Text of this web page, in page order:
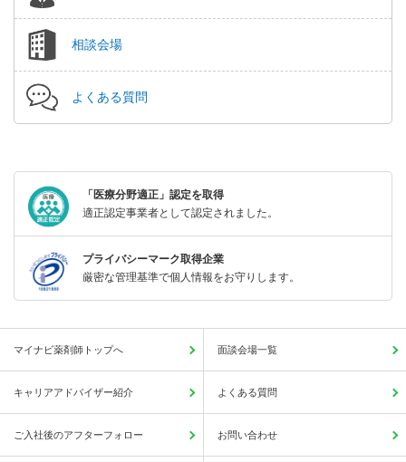
相談会場
よくある質問
「医療分野適正」認定を取得
適正認定事業者として認定されました。
プライバシーマーク取得企業
厳密な管理基準で個人情報をお守りします。
マイナビ薬剤師トップへ 面談会場一覧
キャリアアドバイザー紹介 よくある質問
ご入社後のアフターフォロー お問い合わせ